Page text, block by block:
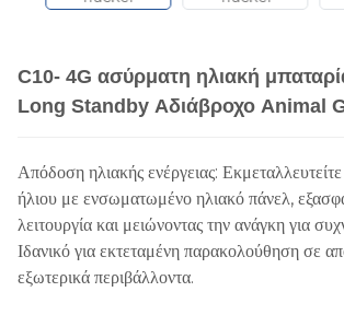
C10- 4G ασύρματη ηλιακή
Long Standby Αδιάβροχο Animal
Απόδοση ηλιακής ενέργειας:
ήλιου με ενσωματωμένο ηλιακό πάνελ,
λειτουργία και μειώνοντας την ανάγκη για
Ιδανικό για εκτεταμένη παρακολούθηση σε
εξωτερικά περιβάλλοντα.